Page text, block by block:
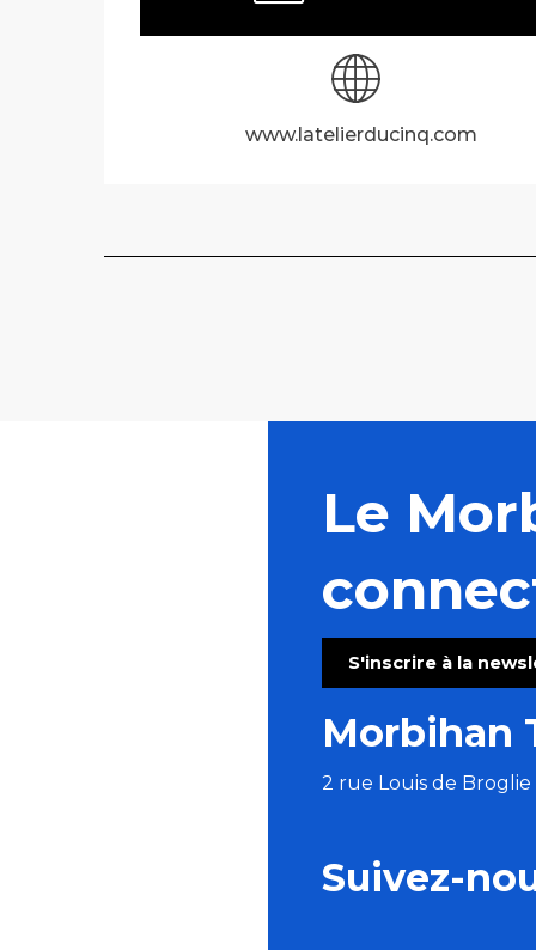
www.latelierducinq.com
Le
S'inscrire à la
Morbihan
2 rue Louis de Broglie
Suivez-